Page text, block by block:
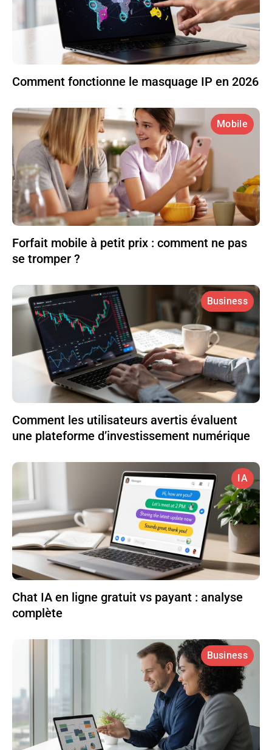
Comment fonctionne le masquage IP en 2026
Mobile
Forfait mobile à petit prix : comment ne pas
se tromper ?
Business
Comment les utilisateurs avertis évaluent
une plateforme d’investissement numérique
IA
Chat IA en ligne gratuit vs payant : analyse
complète
Business